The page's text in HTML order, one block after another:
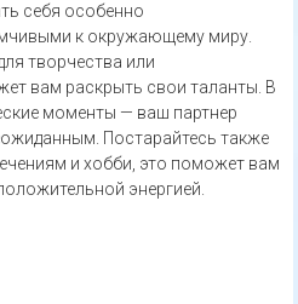
себя особенно
к окружающему миру.
творчества или
вам раскрыть свои таланты. В
моменты — ваш партнер
Постарайтесь также
и хобби, это поможет вам
энергией.